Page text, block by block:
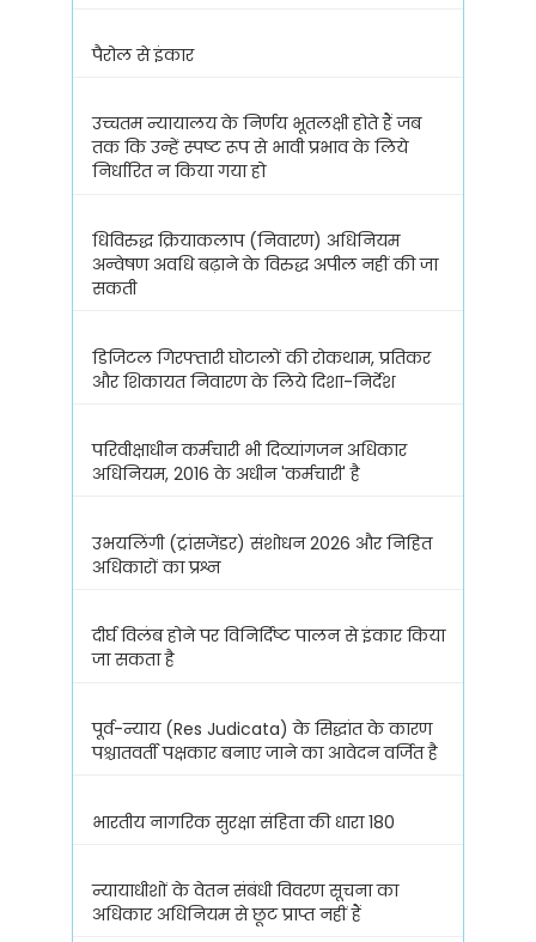
पैरोल से इंकार
उच्चतम न्यायालय के निर्णय भूतलक्षी होते हैं जब
तक कि उन्हें स्पष्ट रूप से भावी प्रभाव के लिये
निर्धारित न किया गया हो
धिविरुद्ध क्रियाकलाप (निवारण) अधिनियम
अन्वेषण अवधि बढ़ाने के विरुद्ध अपील नहीं की जा
सकती
डिजिटल गिरफ्तारी घोटालों की रोकथाम, प्रतिकर
और शिकायत निवारण के लिये दिशा-निर्देश
परिवीक्षाधीन कर्मचारी भी दिव्यांगजन अधिकार
अधिनियम, 2016 के अधीन 'कर्मचारी' है
उभयलिंगी (ट्रांसजेंडर) संशोधन 2026 और निहित
अधिकारों का प्रश्न
दीर्घ विलंब होने पर विनिर्दिष्ट पालन से इंकार किया
जा सकता है
पूर्व-न्याय (Res Judicata) के सिद्धांत के कारण
पश्चातवर्ती पक्षकार बनाए जाने का आवेदन वर्जित है
भारतीय नागरिक सुरक्षा संहिता की धारा 180
न्यायाधीशों के वेतन संबंधी विवरण सूचना का
अधिकार अधिनियम से छूट प्राप्त नहीं हैं